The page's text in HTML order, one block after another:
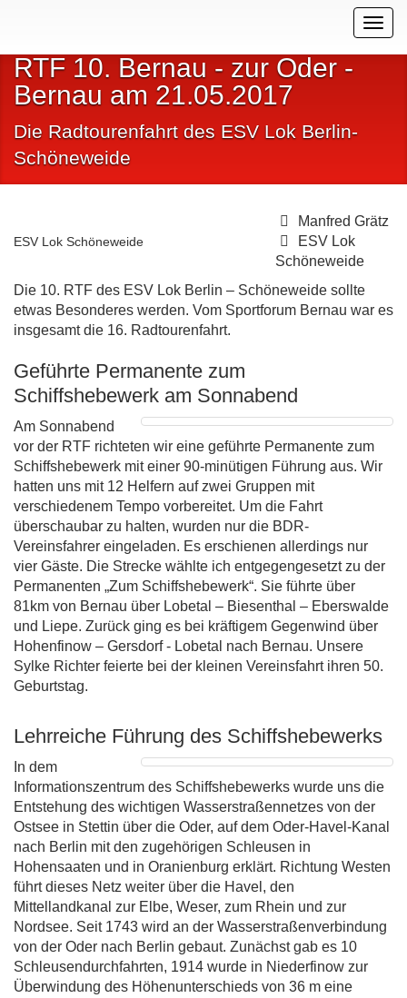
RTF 10. Bernau - zur Oder -
Bernau am 21.05.2017
Die Radtourenfahrt des ESV Lok Berlin-
Schöneweide
ESV Lok Schöneweide
Manfred Grätz
ESV Lok
Schöneweide
Die 10. RTF des ESV Lok Berlin – Schöneweide sollte
etwas Besonderes werden. Vom Sportforum Bernau war es
insgesamt die 16. Radtourenfahrt.
Geführte Permanente zum
Schiffshebewerk am Sonnabend
Am Sonnabend
vor der RTF richteten wir eine geführte Permanente zum
Schiffshebewerk mit einer 90-minütigen Führung aus. Wir
hatten uns mit 12 Helfern auf zwei Gruppen mit
verschiedenem Tempo vorbereitet. Um die Fahrt
überschaubar zu halten, wurden nur die BDR-
Vereinsfahrer eingeladen. Es erschienen allerdings nur
vier Gäste. Die Strecke wählte ich entgegengesetzt zu der
Permanenten „Zum Schiffshebewerk“. Sie führte über
81km von Bernau über Lobetal – Biesenthal – Eberswalde
und Liepe. Zurück ging es bei kräftigem Gegenwind über
Hohenfinow – Gersdorf - Lobetal nach Bernau. Unsere
Sylke Richter feierte bei der kleinen Vereinsfahrt ihren 50.
Geburtstag.
Lehrreiche Führung des Schiffshebewerks
In dem
Informationszentrum des Schiffshebewerks wurde uns die
Entstehung des wichtigen Wasserstraßennetzes von der
Ostsee in Stettin über die Oder, auf dem Oder-Havel-Kanal
nach Berlin mit den zugehörigen Schleusen in
Hohensaaten und in Oranienburg erklärt. Richtung Westen
führt dieses Netz weiter über die Havel, den
Mittellandkanal zur Elbe, Weser, zum Rhein und zur
Nordsee. Seit 1743 wird an der Wasserstraßenverbindung
von der Oder nach Berlin gebaut. Zunächst gab es 10
Schleusendurchfahrten, 1914 wurde in Niederfinow zur
Überwindung des Höhenunterschieds von 36 m eine